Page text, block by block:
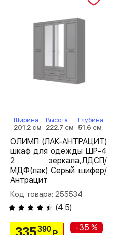
Ширина
201.2 см
Высота
222.7 см
Глубина
51.6 см
ОЛИМП (ЛАК-АНТРАЦИТ)
шкаф для одежды ШР-4
2 зеркала,ЛДСП/
МДФ(лак) Серый шифер/
Антрацит
Код товара: 255534
(4.5)
390
-35 %